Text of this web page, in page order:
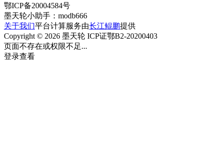
鄂ICP备20004584号
墨天轮小助手：modb666
关于我们平台计算服务由长江鲲鹏提供
Copyright © 2026 墨天轮 ICP证鄂B2-20200403
页面不存在或权限不足...
登录查看